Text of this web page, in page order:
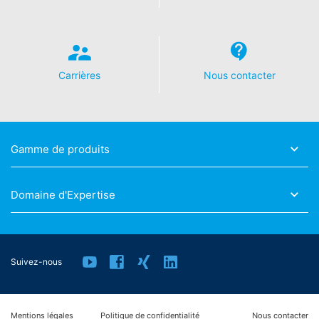
Carrières Nous contacter
Gamme de produits
Domaine d'Expertise
Suivez-nous
Mentions légales Politique de confidentialité Nous contacter
les données personnelles vous concernant qui sont
enregistrées. Vous avez également le droit de faire
corriger, bloquer ou supprimer ces données.